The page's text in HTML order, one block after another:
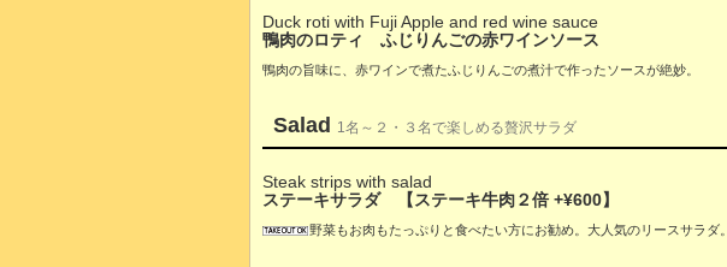
Duck roti with Fuji Apple and red wine sauce
鴨肉のロティ ふじりんごの赤ワインソース
鴨肉の旨味に、赤ワインで煮たふじりんごの煮汁で作ったソースが絶妙。
Salad 1名～２・３名で楽しめる贅沢サラダ
Steak strips with salad
ステーキサラダ 【ステーキ牛肉２倍 +¥600】
野菜もお肉もたっぷりと食べたい方にお勧め。大人気のリースサラダ。